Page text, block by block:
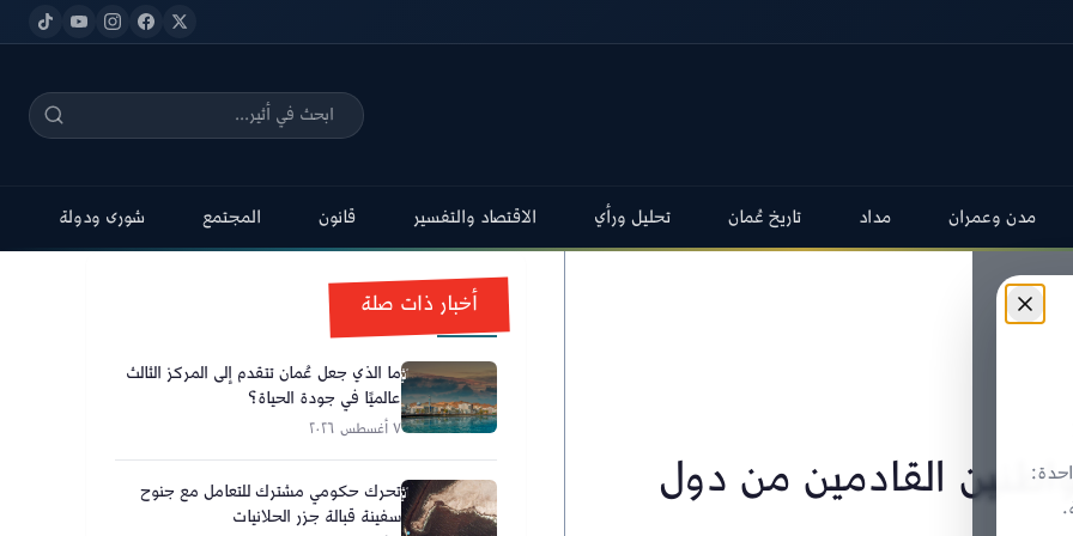
مدن وعمران مداد تاريخ عُمان تحليل ورأي الاقتصاد والتفسير قانون المجتمع شورى ودولة
القادمين من دول
أخبار ذات صلة
ما الذي جعل عُمان تتقدم إلى المركز الثالث
عالميًا في جودة الحياة؟
٧ أغسطس ٢٠٢٦
تحرك حكومي مشترك للتعامل مع جنوح
سفينة قبالة جزر الحلانيات